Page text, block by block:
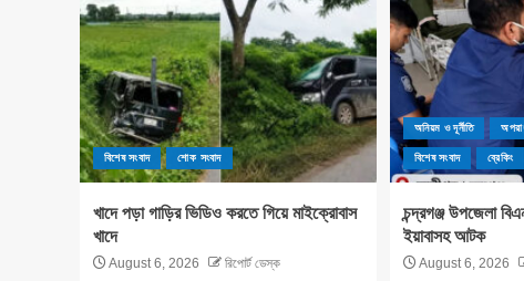
বিশেষ সংবাদ শোক সংবাদ
খাদে পড়া গাড়ির ভিডিও করতে গিয়ে মাইক্রোবাস
খাদে
August 6, 2026 রিপোর্ট ডেস্ক
অনিয়ম ও দূর্নীতি
বিশেষ সংবাদ ব্রেকিং
চন্দ্রগঞ্জ উপজেলা
ইয়াবাসহ আটক
August 6, 2026